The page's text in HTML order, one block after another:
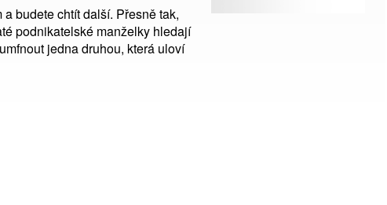
budete chtít další. Přesně tak,
podnikatelské manželky hledají
jedna druhou, která uloví